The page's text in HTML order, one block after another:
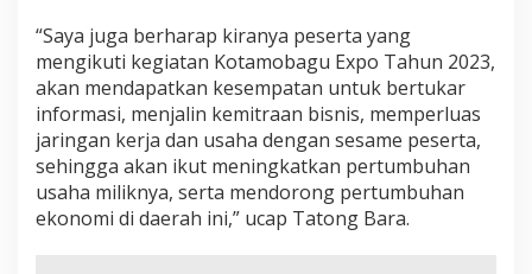
“Saya juga berharap kiranya peserta yang
mengikuti kegiatan Kotamobagu Expo Tahun 2023,
akan mendapatkan kesempatan untuk bertukar
informasi, menjalin kemitraan bisnis, memperluas
jaringan kerja dan usaha dengan sesame peserta,
sehingga akan ikut meningkatkan pertumbuhan
usaha miliknya, serta mendorong pertumbuhan
ekonomi di daerah ini,” ucap Tatong Bara.